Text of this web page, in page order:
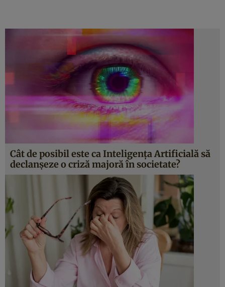
Cât de posibil este ca Inteligența Artificială să
declanșeze o criză majoră în societate?